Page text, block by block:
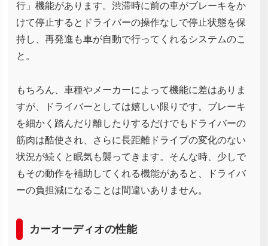
行」機能があります。渋滞時に前の車がブレーキをか
けて停止するとドライバーの操作なしで停止状態を保
持し、再発進も車が自動で行ってくれるシステムのこ
と。
もちろん、車種やメーカーによって機能に差はありま
すが、ドライバーとしては嬉しい限りです。ブレーキ
を細かく踏んだり離したりするだけでもドライバーの
筋肉は酷使され、さらに長距離ドライブの変化のない
状況が続くと眠気も襲ってきます。そんな時、少しで
もその動作を補助してくれる機能があると、ドライバ
ーの負担減になることは間違いありません。
カーオーディオの性能